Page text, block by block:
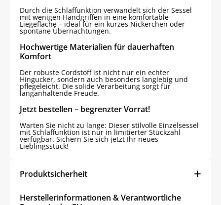
Durch die Schlaffunktion verwandelt sich der Sessel
mit wenigen Handgriffen in eine komfortable
Liegefläche – ideal für ein kurzes Nickerchen oder
spontane Übernachtungen.
Hochwertige Materialien für dauerhaften
Komfort
Der robuste Cordstoff ist nicht nur ein echter
Hingucker, sondern auch besonders langlebig und
pflegeleicht. Die solide Verarbeitung sorgt für
langanhaltende Freude.
Jetzt bestellen – begrenzter Vorrat!
Warten Sie nicht zu lange: Dieser stilvolle Einzelsessel
mit Schlaffunktion ist nur in limitierter Stückzahl
verfügbar. Sichern Sie sich jetzt Ihr neues
Lieblingsstück!
Produktsicherheit
Herstellerinformationen & Verantwortliche